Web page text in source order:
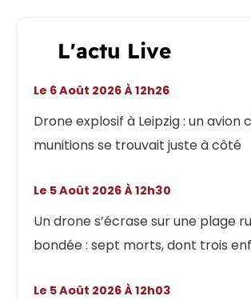
L'actu Live
Drone explosif à Leipzig : un avion
munitions se trouvait juste à côté
Le 6 Août 2026 À 12h26
Un drone s’écrase sur une plage
bondée : sept morts, dont trois
Le 5 Août 2026 À 12h30
Le 5 Août 2026 À 12h03